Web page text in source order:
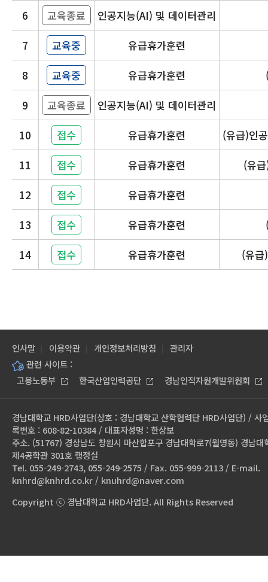
6
교육종료
인공지능(AI) 및 데이터관리
7
교육중
유급휴가훈련
8
교육중 유급휴가훈련
9
교육종료
인공지능(AI) 및 데이터관리
10
접수 유급휴가훈련
(유급)인
11
접수 유급휴가훈련
(유
12
접수
유급휴가훈련
13
접수 유급휴가훈련
14
접수 유급휴가훈련 (유급
인사말 이용약관 개인정보처리방침
관리자
관련 사이트 :
고용노동부
한국산업인력공단 경남인적자원개발위원회
경남대학교 HRD사업단(상호 : 경남대학교 산학협력단 HRD사업단) / 사
록번호 : 608-82-10384 / 대표자성명 : 한상보
주소. (51767) 경상남도 창원시 마산합포구 경남대학로7(월영동) 경남대
제4공학관 301호 행정실
Tel. 055-249-2743, 055-249-2575 / Fax. 055-999-2113 / E-mail.
knhrd@knhrd.co.kr / knuhrd@naver.com
Copyright ⓒ 경남대학교 HRD사업단. All Rights Reserved